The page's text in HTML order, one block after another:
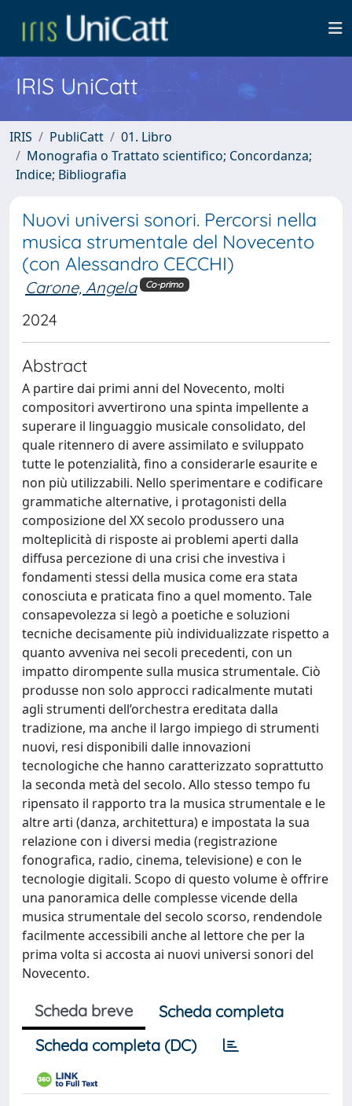
IRIS UniCatt
IRIS PubliCatt
01. Libro
Monografia o Trattato scientifico; Concordanza;
Indice; Bibliografia
Nuovi universi sonori. Percorsi nella
musica strumentale del Novecento
(con Alessandro CECCHI)
Carone, Angela Co-primo
2024
Abstract
A partire dai primi anni del Novecento, molti
compositori avvertirono una spinta impellente a
superare il linguaggio musicale consolidato, del
quale ritennero di avere assimilato e sviluppato
tutte le potenzialità, fino a considerarle esaurite e
non più utilizzabili. Nello sperimentare e codificare
grammatiche alternative, i protagonisti della
composizione del XX secolo produssero una
molteplicità di risposte ai problemi aperti dalla
diffusa percezione di una crisi che investiva i
fondamenti stessi della musica come era stata
conosciuta e praticata fino a quel momento. Tale
consapevolezza si legò a poetiche e soluzioni
tecniche decisamente più individualizzate rispetto a
quanto avveniva nei secoli precedenti, con un
impatto dirompente sulla musica strumentale. Ciò
produsse non solo approcci radicalmente mutati
agli strumenti dell’orchestra ereditata dalla
tradizione, ma anche il largo impiego di strumenti
nuovi, resi disponibili dalle innovazioni
tecnologiche che hanno caratterizzato soprattutto
la seconda metà del secolo. Allo stesso tempo fu
ripensato il rapporto tra la musica strumentale e le
altre arti (danza, architettura) e impostata la sua
relazione con i diversi media (registrazione
fonografica, radio, cinema, televisione) e con le
tecnologie digitali. Scopo di questo volume è offrire
una panoramica delle complesse vicende della
musica strumentale del secolo scorso, rendendole
facilmente accessibili anche al lettore che per la
prima volta si accosta ai nuovi universi sonori del
Novecento.
Scheda breve
Scheda completa
Scheda completa (DC)